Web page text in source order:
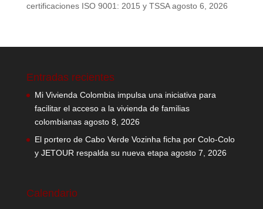
certificaciones ISO 9001: 2015 y TSSA agosto 6, 2026
Entradas recientes
Mi Vivienda Colombia impulsa una iniciativa para
facilitar el acceso a la vivienda de familias
colombianas agosto 8, 2026
El portero de Cabo Verde Vozinha ficha por Colo-Colo
y JETOUR respalda su nueva etapa agosto 7, 2026
Calendario